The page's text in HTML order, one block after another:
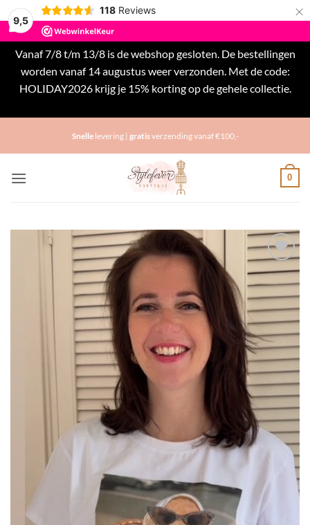
9,5
118 Reviews ×
Vanaf 7/8 t/m 13/8 is de webshop gesloten. De bestellingen
worden vanaf 14 augustus weer verzonden. Met de code:
HOLIDAY2026 krijg je 15% korting op de gehele collectie.
Snellelevering | gratisverzending vanaf €100,-
0
Toevoegen
aan
verlanglijst